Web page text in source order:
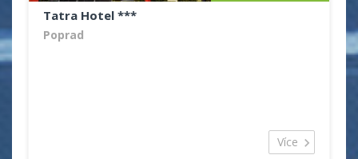
Tatra Hotel ***
Poprad
Více